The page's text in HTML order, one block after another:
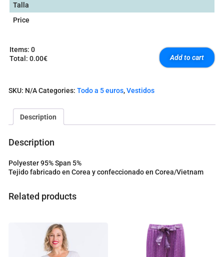
Talla
Price
Items: 0
Total : 0.00€
e
o
t
o
a
Add to cart
SKU: N/ACategories: Todo a 5 euros,Vestidos
Description
Description
Polyester 95% Span 5%
Tejido fabricado en Corea y confeccionado en Corea/Vietnam
Related products